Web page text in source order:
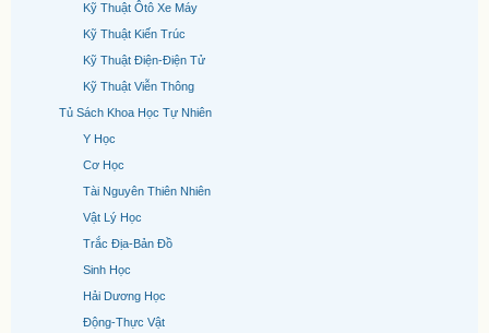
Kỹ Thuật Ôtô Xe Máy
Kỹ Thuật Kiến Trúc
Kỹ Thuật Điện-Điện Tử
Kỹ Thuật Viễn Thông
Tủ Sách Khoa Học Tự Nhiên
Y Học
Cơ Học
Tài Nguyên Thiên Nhiên
Vật Lý Học
Trắc Địa-Bản Đồ
Sinh Học
Hải Dương Học
Động-Thực Vật